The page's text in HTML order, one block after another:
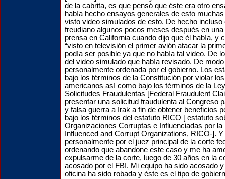
de la cabrita, es que pensó que éste era otro
había hecho ensayos generales de esto
visto video simulados de esto. De hecho
freudiano algunos pocos meses después en
prensa en California cuando dijo que él había, y
“visto en televisión el primer avión atacar la
podía ser posible ya que no había tal video. De
del video simulado que había revisado. De
personalmente ordenada por el gobierno. Los
bajo los términos de la Constitución por violar
americanos así como bajo los términos de la
Solicitudes Fraudulentas [Federal Fraudulent
presentar una solicitud fraudulenta al Congreso
y falsa guerra a Irak a fin de obtener beneficios
bajo los términos del estatuto RICO [ estatuto
Organizaciones Corruptas e Influenciadas por
Influenced and Corrupt Organizations, RICO-].
personalmente por el juez principal de la corte
ordenando que abandone este caso y me ha
expulsarme de la corte, luego de 30 años en la
acosado por el FBI. Mi equipo ha sido acosado
oficina ha sido robada y éste es el tipo de